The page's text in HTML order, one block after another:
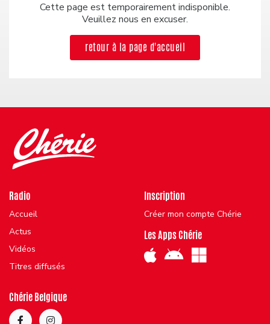
Cette page est temporairement indisponible.
Veuillez nous en excuser.
retour à la page d'accueil
Radio
Accueil
Actus
Vidéos
Titres diffusés
Inscription
Créer mon compte Chérie
Les Apps Chérie
Chérie Belgique